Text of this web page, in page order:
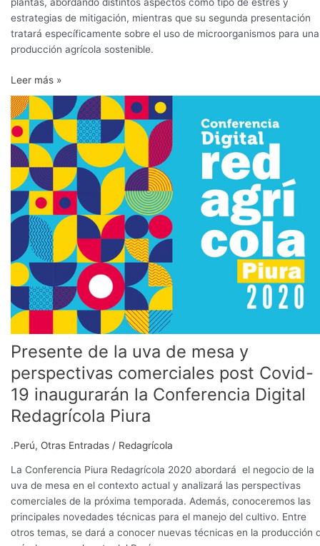
estrategias de mitigación, mientras que su segunda presentación
tratará específicamente sobre el uso de microorganismos para una
producción agrícola sostenible.
Leer más »
Presente de la uva de mesa y
perspectivas comerciales post Covid-
19 inaugurarán la Conferencia Digital
Redagrícola Piura
.Perú, Otras Entradas / Redagrícola
La Conferencia Piura Redagrícola 2020 abordará el negocio de la
uva de mesa en el contexto actual y analizará las perspectivas
comerciales de la próxima temporada. Además, conoceremos las
principales novedades técnicas para el manejo del cultivo. Entre
otros temas, se dará a conocer nuevas técnicas en la producción
Presente
de
la
uva
de
mesa
perspectivas
comerciales
post
Covid-
inaugurarán
la
Conferencia
Digital
Redagrícola
Piura